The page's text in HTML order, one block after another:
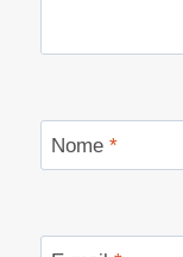
Nome *